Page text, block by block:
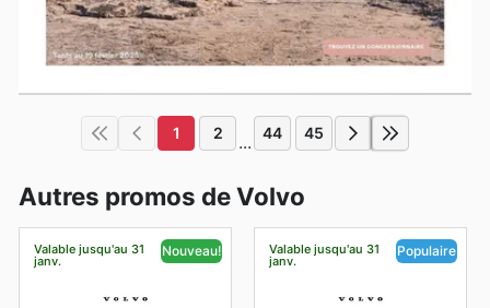
1 2 ... 44 45
Autres promos de Volvo
Valable jusqu'au 31
janv.
Nouveau! Valable jusqu'au 31
janv.
Populaire